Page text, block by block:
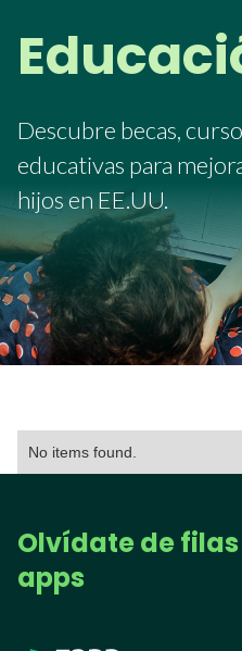
Descubre becas,
educativas para
hijos en EE.UU.
No items found.
Olvídate de
apps